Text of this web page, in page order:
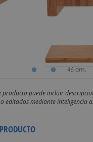
producto puede incluir
editados mediante inteligencia